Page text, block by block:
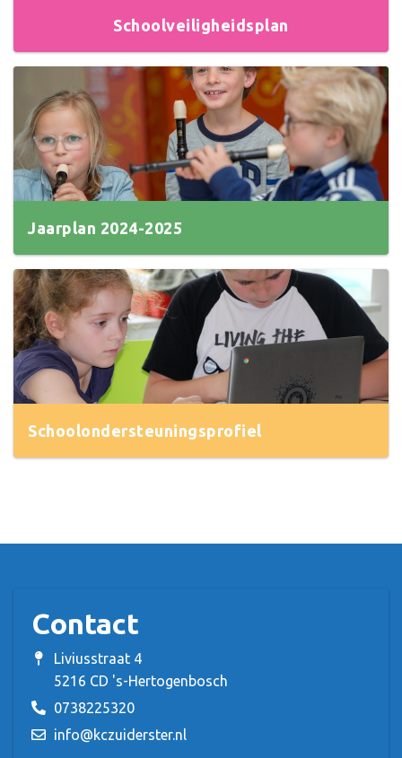
Schoolveiligheidsplan
Jaarplan 2024-2025
Schoolondersteuningsprofiel
Contact
Liviusstraat 4
5216 CD 's-Hertogenbosch
0738225320
info@kczuiderster.nl